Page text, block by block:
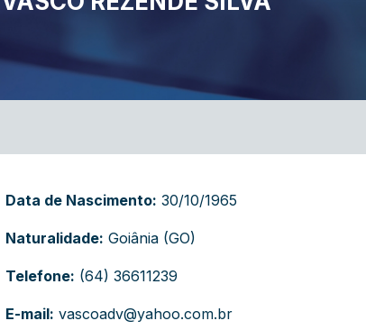
Data de Nascimento: 30/10/1965
Naturalidade: Goiânia (GO)
Telefone: (64) 36611239
E-mail: vascoadv@yahoo.com.br